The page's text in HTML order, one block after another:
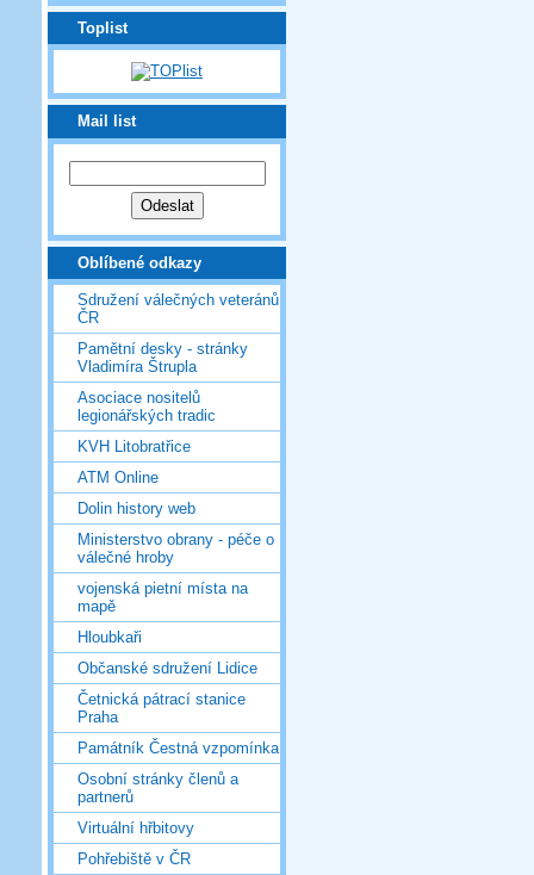
Toplist
Mail list
Oblíbené odkazy
Sdružení válečných veteránů
ČR
Pamětní desky - stránky
Vladimíra Štrupla
Asociace nositelů
legionářských tradic
KVH Litobratřice
ATM Online
Dolin history web
Ministerstvo obrany - péče o
válečné hroby
vojenská pietní místa na
mapě
Hloubkaři
Občanské sdružení Lidice
Četnická pátrací stanice
Praha
Památník Čestná vzpomínka
Osobní stránky členů a
partnerů
Virtuální hřbitovy
Pohřebiště v ČR